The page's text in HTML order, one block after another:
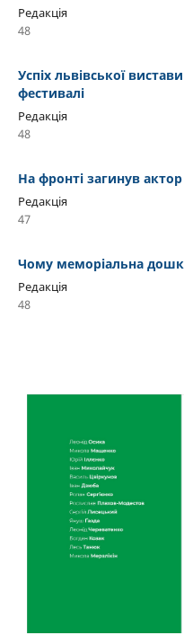
Редакція
48
Успіх львівської
фестивалі
Редакція
48
На фронті загинув
Редакція
47
Чому меморіальна
Редакція
48